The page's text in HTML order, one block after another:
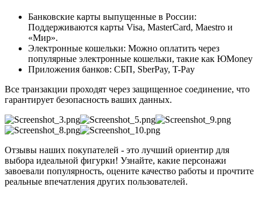
Банковские карты выпущенные в России:
Поддерживаются карты Visa, MasterCard, Maestro и
«Мир».
Электронные кошельки: Можно оплатить через
популярные электронные кошельки, такие как ЮMoney
Приложения банков: СБП, SberPay, T-Pay
Все транзакции проходят через защищенное соединение, что
гарантирует безопасность ваших данных.
Отзывы наших покупателей - это лучший ориентир для
выбора идеальной фигурки! Узнайте, какие персонажи
завоевали популярность, оцените качество работы и прочтите
реальные впечатления других пользователей.